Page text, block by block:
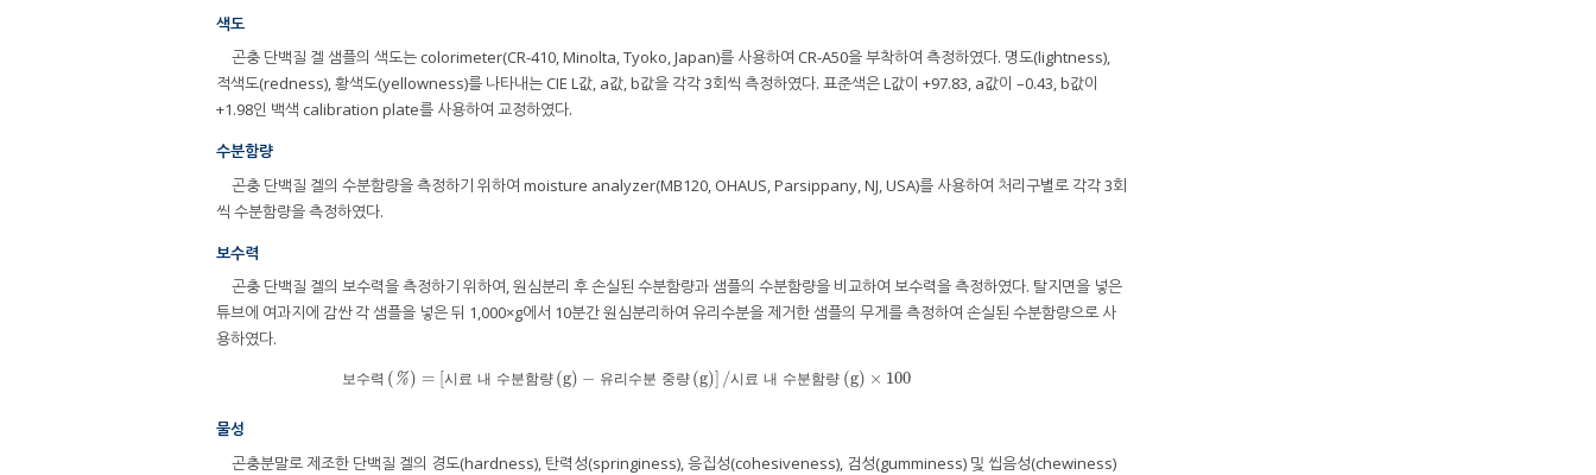
색도
곤충 단백질 겔 샘플의 색도는 colorimeter(CR-410, Minolta, Tyoko, Japan)를 사용하여 CR-A50을 부착하여 측정하였다. 명도(lightness),
적색도(redness), 황색도(yellowness)를 나타내는 CIE L값, a값, b값을 각각 3회씩 측정하였다. 표준색은 L값이 +97.83, a값이 –0.43, b값이
+1.98인 백색 calibration plate를 사용하여 교정하였다.
수분함량
곤충 단백질 겔의 수분함량을 측정하기 위하여 moisture analyzer(MB120, OHAUS, Parsippany, NJ, USA)를 사용하여 처리구별로 각각 3회
씩 수분함량을 측정하였다.
보수력
곤충 단백질 겔의 보수력을 측정하기 위하여, 원심분리 후 손실된 수분함량과 샘플의 수분함량을 비교하여 보수력을 측정하였다. 탈지면을 넣은
튜브에 여과지에 감싼 각 샘플을 넣은 뒤 1,000×g에서 10분간 원심분리하여 유리수분을 제거한 샘플의 무게를 측정하여 손실된 수분함량으로 사
용하였다.
보수력 ( %) = [시 료 내 수분함량 (g) − 유리 수분 중량 (g)] /시 료 내 수분함량 (g) × 100
보수력 %)=[ 시료 내 수분함량(g)− 유리수분 중량(g)]/시료 내 수분함량(g)×100
물성
곤충분말로 제조한 단백질 겔의 경도(hardness), 탄력성(springiness), 응집성(cohesiveness), 검성(gumminess) 및 씹음성(chewiness)